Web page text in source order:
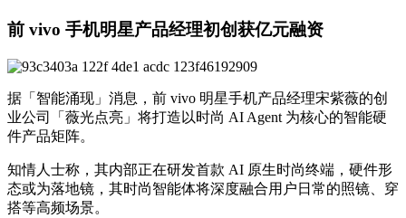
前 vivo 手机明星产品经理初创获亿元融资
据「智能涌现」消息，前 vivo 明星手机产品经理宋紫薇的创
业公司「薇光点亮」将打造以时尚 AI Agent 为核心的智能硬
件产品矩阵。
知情人士称，其内部正在研发首款 AI 原生时尚终端，硬件形
态或为落地镜，其时尚智能体将深度融合用户日常的照镜、穿
搭等高频场景。